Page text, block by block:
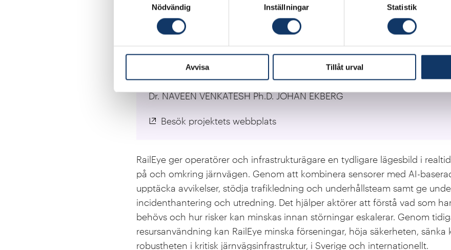
Nödvändig
Inställningar Statistik
Avvisa Tillåt urval
2026
Lärosäten:
Luleå tekniska universitet
Ansvarig forskare:
Prof. RAMIN KARIM Assoc. Prof. KHALID ATTA Dr. VERONICA JÄGARE
Dr. NAVEEN VENKATESH Ph.D. JOHAN EKBERG
Besök projektets webbplats
RailEye ger operatörer och infrastrukturägare en tydligare lägesbild i
på och omkring järnvägen. Genom att kombinera sensorer med AI-
upptäcka avvikelser, stödja trafikledning och underhållsteam samt ge
incidenthantering och utredning. Det hjälper aktörer att förstå vad som
behövs och hur risker kan minskas innan störningar eskalerar. Genom
resursanvändning kan RailEye minska förseningar, höja säkerheten,
robustheten i kritisk järnvägsinfrastruktur, i Sverige och internationellt.